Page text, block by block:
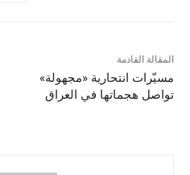
المقالة القادمة
مسيّرات انتحارية «مجهولة»
تواصل هجماتها في العراق